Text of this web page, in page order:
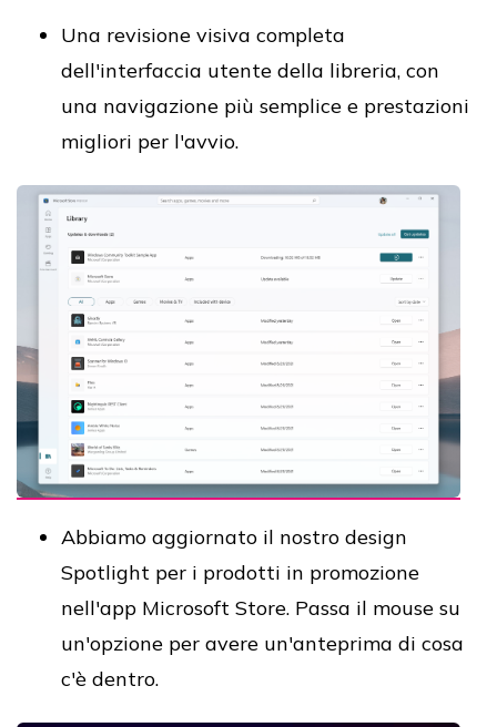
Una revisione visiva completa
dell'interfaccia utente della libreria, con
una navigazione più semplice e prestazioni
migliori per l'avvio.
Abbiamo aggiornato il nostro design
Spotlight per i prodotti in promozione
nell'app Microsoft Store. Passa il mouse su
un'opzione per avere un'anteprima di cosa
c'è dentro.